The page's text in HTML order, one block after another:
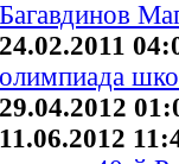
Багавдинов
24.02.2011
олимпиада
29.04.2012
11.06.2012